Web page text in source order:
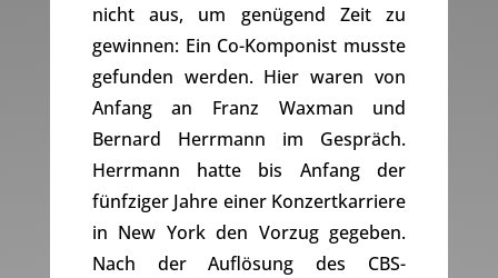
nicht aus, um genügend Zeit zu
gewinnen: Ein Co-Komponist musste
gefunden werden. Hier waren von
Anfang an Franz Waxman und
Bernard Herrmann im Gespräch.
Herrmann hatte bis Anfang der
fünfziger Jahre einer Konzertkarriere
in New York den Vorzug gegeben.
Nach der Auflösung des CBS-